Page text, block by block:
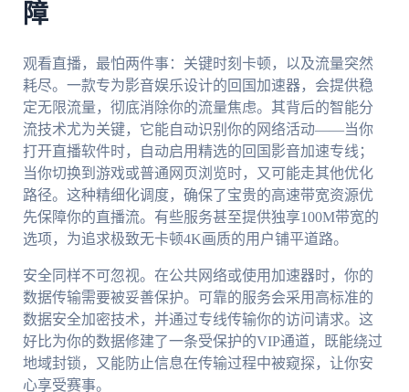
障
观看直播，最怕两件事：关键时刻卡顿，以及流量突然
耗尽。一款专为影音娱乐设计的回国加速器，会提供稳
定无限流量，彻底消除你的流量焦虑。其背后的智能分
流技术尤为关键，它能自动识别你的网络活动——当你
打开直播软件时，自动启用精选的回国影音加速专线；
当你切换到游戏或普通网页浏览时，又可能走其他优化
路径。这种精细化调度，确保了宝贵的高速带宽资源优
先保障你的直播流。有些服务甚至提供独享100M带宽的
选项，为追求极致无卡顿4K画质的用户铺平道路。
安全同样不可忽视。在公共网络或使用加速器时，你的
数据传输需要被妥善保护。可靠的服务会采用高标准的
数据安全加密技术，并通过专线传输你的访问请求。这
好比为你的数据修建了一条受保护的VIP通道，既能绕过
地域封锁，又能防止信息在传输过程中被窥探，让你安
心享受赛事。